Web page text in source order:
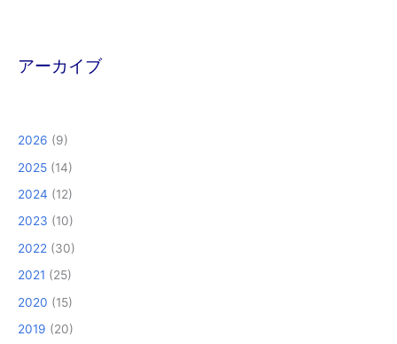
アーカイブ
2026 (9)
2025 (14)
2024 (12)
2023 (10)
2022 (30)
2021 (25)
2020 (15)
2019 (20)